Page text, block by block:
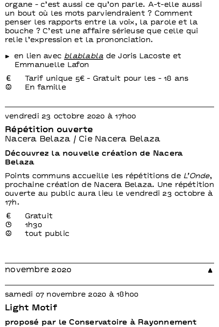
organe - c’est aussi ce qu’on parle. A-t-elle aussi
un bout où les mots parviendraient ? Comment
penser les rapports entre la voix, la parole et la
bouche ? C’est une affaire sérieuse que celle qui
relie l’expression et la prononciation.
en lien avec blablablade Joris Lacoste et
Emmanuelle Lafon
Tarif unique 5€ - Gratuit pour les - 18 ans
En famille
vendredi 23 octobre 2020 à 17h00
Répétition ouverte
Nacera Belaza / Cie Nacera Belaza
Découvrez la nouvelle création de Nacera
Belaza
Points communs accueille les répétitions de L’Onde,
prochaine création de Nacera Belaza. Une répétition
ouverte au public aura lieu le vendredi 23 octobre à
17h.
Gratuit
1h30
tout public
novembre 2020
samedi 07 novembre 2020 à 18h00
Light Motif
proposé par le Conservatoire à Rayonnement